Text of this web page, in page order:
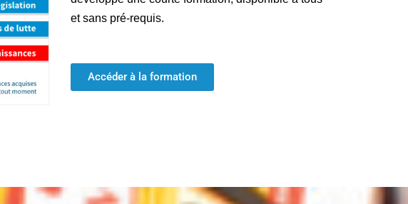
et sans pré-requis.
Accéder à la formation